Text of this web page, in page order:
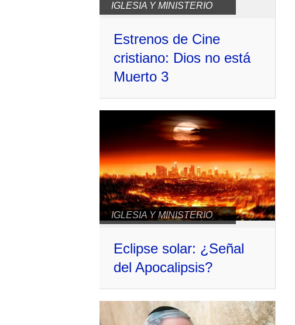
IGLESIA Y MINISTERIO
Estrenos de Cine
cristiano: Dios no está
Muerto 3
IGLESIA Y MINISTERIO
Eclipse solar: ¿Señal
del Apocalipsis?